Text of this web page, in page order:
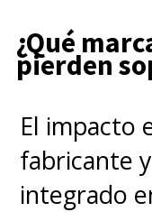
¿Qué
pierden
El impacto
fabricante
integrado